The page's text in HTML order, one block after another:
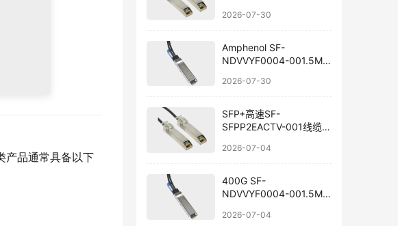
产品通常具备以下
2026-07-30
Amphenol SF-
NDVVYF0004-001.5M
2026-07-30
SFP+高速SF-
SFPP2EACTV-001线缆国
2026-07-04
400G SF-
NDVVYF0004-001.5M
2026-07-04